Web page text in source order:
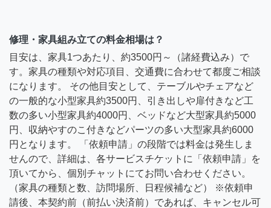
修理・家具組み立ての料金相場は？
目安は、家具1つあたり、約3500円～（諸経費込み）で
す。家具の種類や対応項目、交通費に合わせて都度ご相談
になります。 その他目安として、テーブルやチェアなど
の一般的な小型家具約3500円、引き出しや扉付きなど工
数の多い小型家具約4000円、ベッドなど大型家具約5000
円、収納やすのこ付きなどパーツの多い大型家具約6000
円となります。 「依頼申請」の段階では料金は発生しま
せんので、詳細は、各サービスチケットに「依頼申請」を
頂いてから、個別チャットにてお問い合わせください。
（家具の種類と数、訪問場所、日程候補など） ※依頼申
請後、本契約前（前払い決済前）であれば、キャンセル可